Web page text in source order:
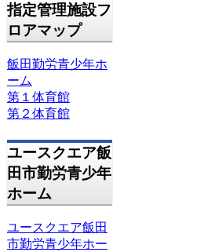
指定管理施設フ
ロアマップ
飯田勤労青少年ホ
ーム
第１体育館
第２体育館
ユースクエア飯
田市勤労青少年
ホーム
ユースクエア飯田
市勤労青少年ホー